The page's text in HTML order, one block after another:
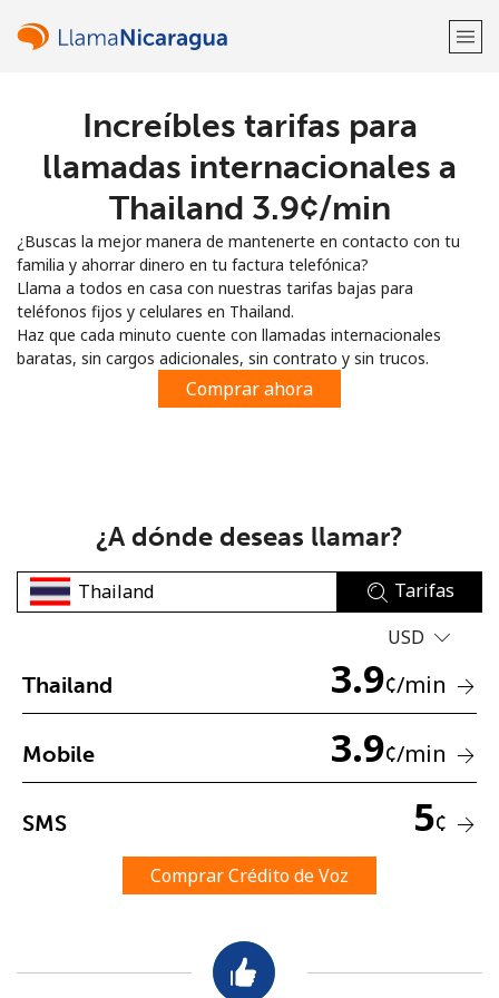
¡Bienvenido!
Regístrate con
o
No se ha creado una contraseña
Mínimo 8 caracteres
Un número
Un caracter especial
Mantente en contacto para recibir nuestras mejores
ofertas.
Increíbles tarifas para
llamadas internacionales a
Thailand ⁦3.9¢⁩/min
¿Buscas la mejor manera de mantenerte en contacto con tu
familia y ahorrar dinero en tu factura telefónica?
Llama a todos en casa con nuestras tarifas bajas para
teléfonos fijos y celulares en Thailand.
Haz que cada minuto cuente con llamadas internacionales
baratas, sin cargos adicionales, sin contrato y sin trucos.
Comprar ahora
¿A dónde deseas llamar?
Tarifas
USD
Thailand 3.9¢/min
Mobile 3.9¢/min
SMS 5¢
Comprar Crédito de Voz